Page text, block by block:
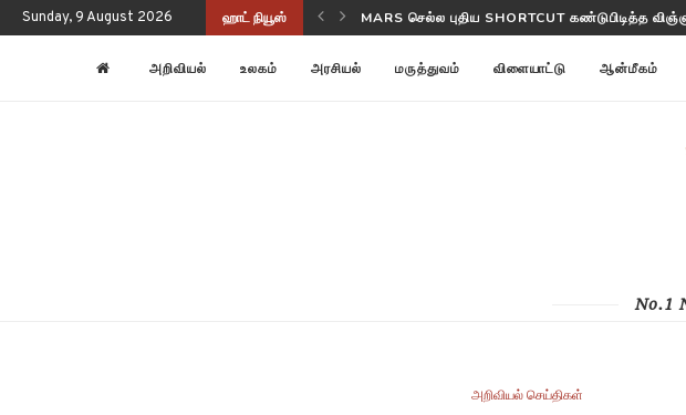
Sunday, 9 August 2026 ஹாட் நியூஸ் NASA-ISRO NISAR பூமி மாற்றங்களை
அறிவியல் உலகம் அரசியல் மருத்துவம் விளையாட்டு ஆன்மீகம்
No.1
அறிவியல் செய்திகள்